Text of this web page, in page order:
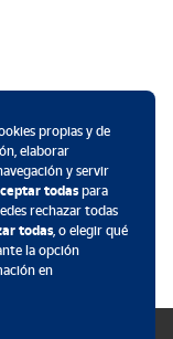
propias y de
elaborar
y servir
todaspara
rechazar todas
todas, o elegir qué
la opción
en